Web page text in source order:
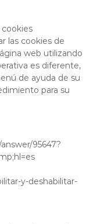
las cookies de
web utilizando
es diferente,
de ayuda de su
para su
95647?
y-deshabilitar-